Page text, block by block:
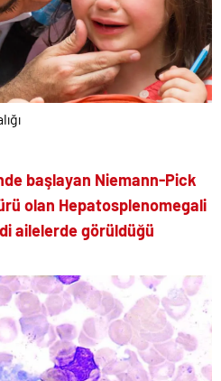
başlayan Niemann-Pick
olan Hepatosplenomegali
ailelerde görüldüğü